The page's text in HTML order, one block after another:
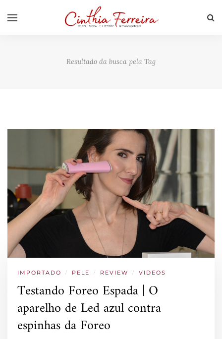
Resultado da busca pela Tag
IMPORTADO / PELE / REVIEW / VIDEOS
Testando Foreo Espada | O
aparelho de Led azul contra
espinhas da Foreo